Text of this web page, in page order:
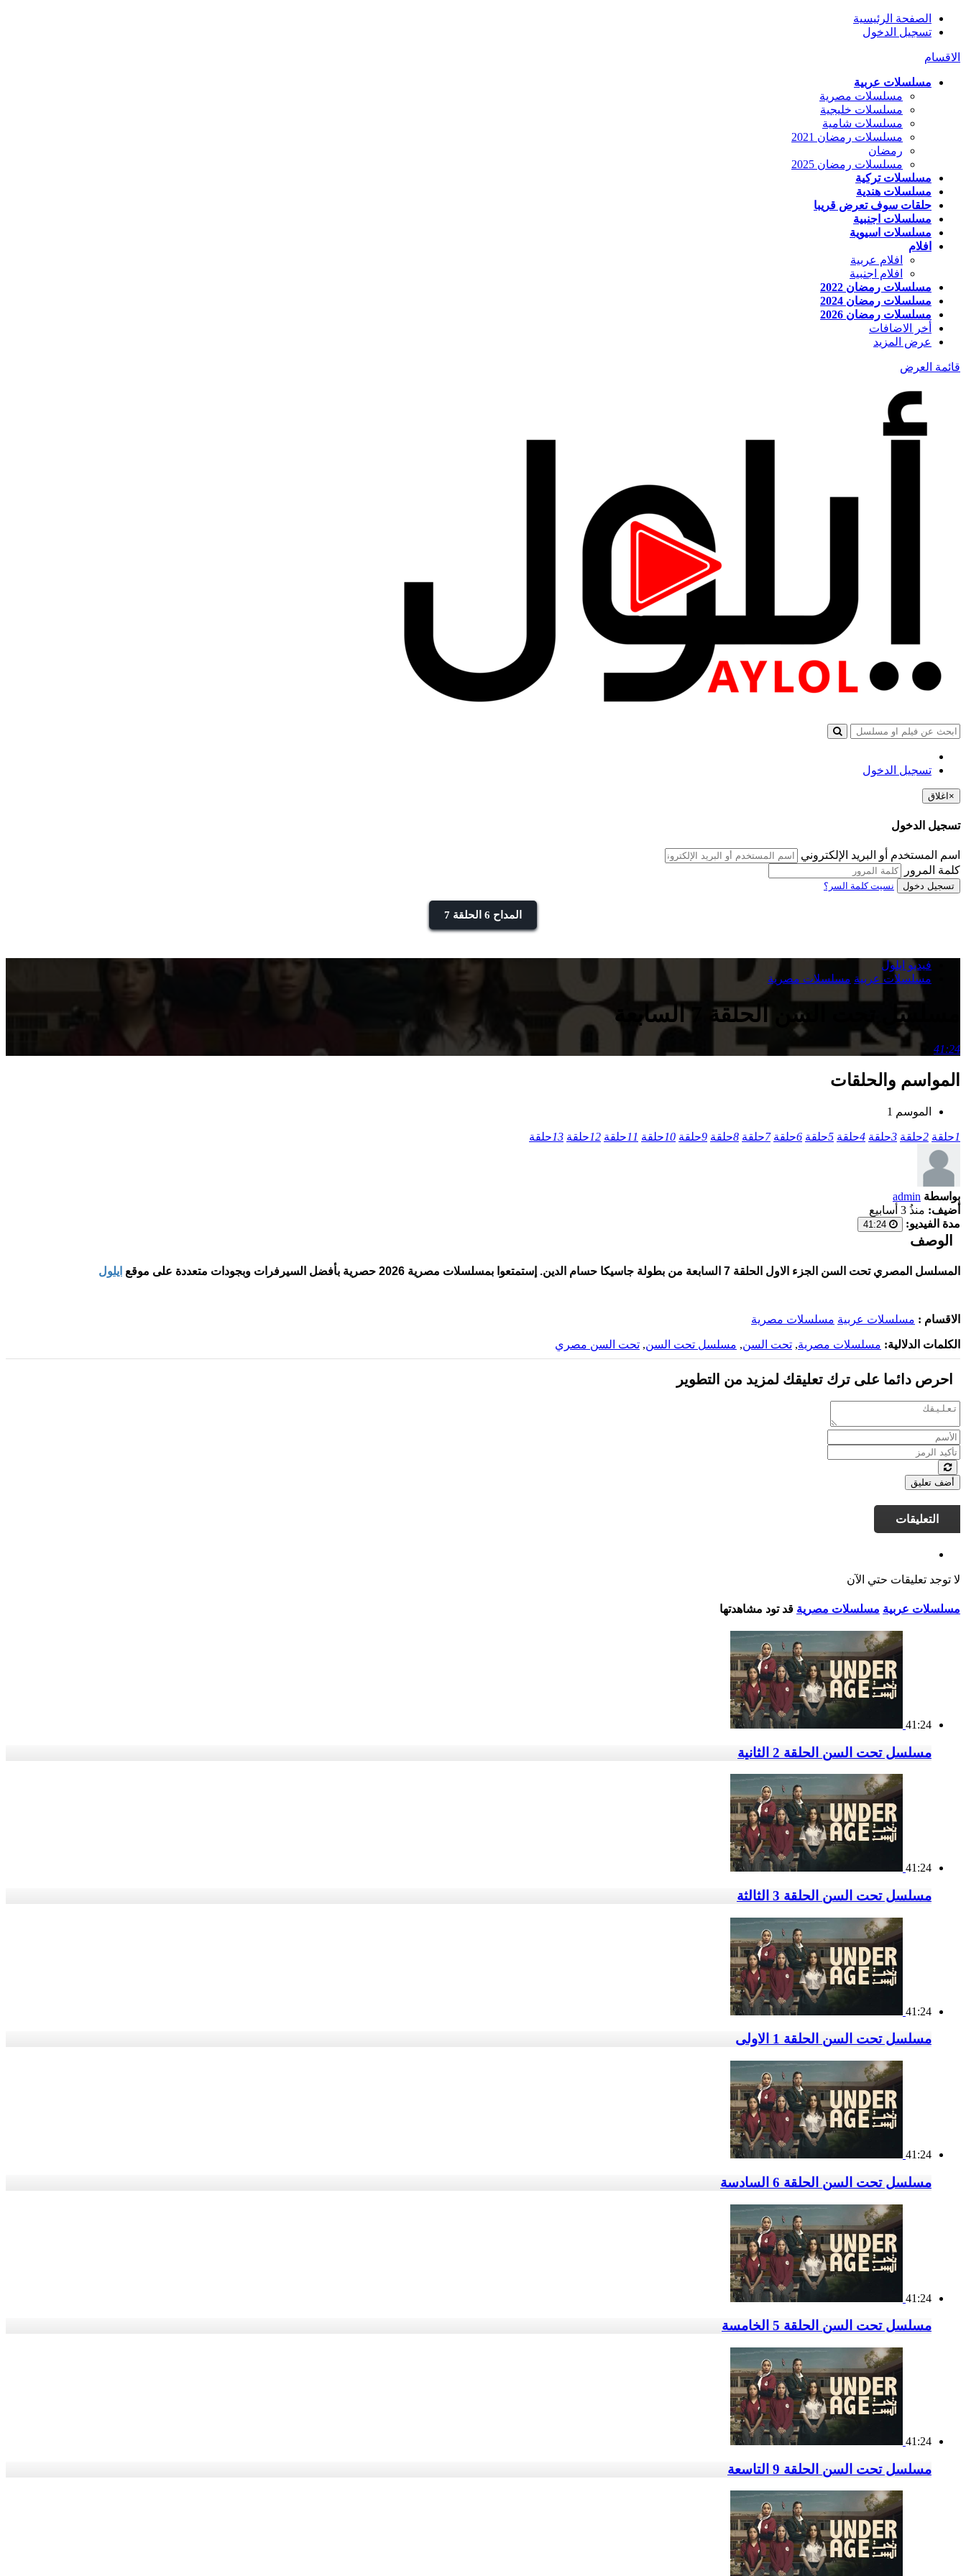
الصفحة الرئيسية
تسجيل الدخول
الاقسام
مسلسلات عربية
مسلسلات مصرية
مسلسلات خليجية
مسلسلات شامية
مسلسلات رمضان 2021
رمضان
مسلسلات رمضان 2025
مسلسلات تركية
مسلسلات هندية
حلقات سوف تعرض قريبا
مسلسلات اجنبية
مسلسلات اسيوية
افلام
افلام عربية
افلام اجنبية
مسلسلات رمضان 2022
مسلسلات رمضان 2024
مسلسلات رمضان 2026
أخر الاضافات
عرض المزيد
قائمة العرض
تسجيل الدخول
× اغلاق
تسجيل الدخول
اسم المستخدم أو البريد الإلكتروني
كلمة المرور
تسجيل دخول نسيت كلمة السر؟
المداح 6 الحلقة 7
فيديو ايلول
مسلسلات عربية مسلسلات مصرية
مسلسل تحت السن الحلقة 7 السابعة
41:24
المواسم والحلقات
الموسم 1
1حلقة 2حلقة 3حلقة 4حلقة 5حلقة 6حلقة 7حلقة 8حلقة 9حلقة 10حلقة 11حلقة 12حلقة 13حلقة
بواسطة admin
أضيف: منذُ 3 أسابيع
مدة الفيديو:
الوصف
المسلسل المصري تحت السن الجزء الاول الحلقة 7 السابعة من بطولة جاسيكا حسام الدين. إستمتعوا بمسلسلات مصرية 2026 حصرية بأفضل السيرفرات وبجودات متعددة على موقع ايلول
الاقسام : مسلسلات عربية مسلسلات مصرية
الكلمات الدلالية: مسلسلات مصرية, تحت السن, مسلسل تحت السن, تحت السن مصري
احرص دائما على ترك تعليقك لمزيد من التطوير
أضف تعليق
التعليقات
لا توجد تعليقات حتي الآن
مسلسلات عربية مسلسلات مصرية قد تود مشاهدتها
41:24
مسلسل تحت السن الحلقة 2 الثانية
41:24
مسلسل تحت السن الحلقة 3 الثالثة
41:24
مسلسل تحت السن الحلقة 1 الاولى
41:24
مسلسل تحت السن الحلقة 6 السادسة
41:24
مسلسل تحت السن الحلقة 5 الخامسة
41:24
مسلسل تحت السن الحلقة 9 التاسعة